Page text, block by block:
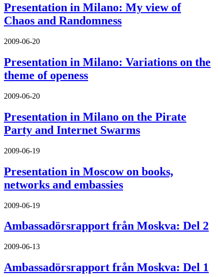
Presentation in Milano: My view of
Chaos and Randomness
2009-06-20
Presentation in Milano: Variations on the
theme of openess
2009-06-20
Presentation in Milano on the Pirate
Party and Internet Swarms
2009-06-19
Presentation in Moscow on books,
networks and embassies
2009-06-19
Ambassadörsrapport från Moskva: Del 2
2009-06-13
Ambassadörsrapport från Moskva: Del 1